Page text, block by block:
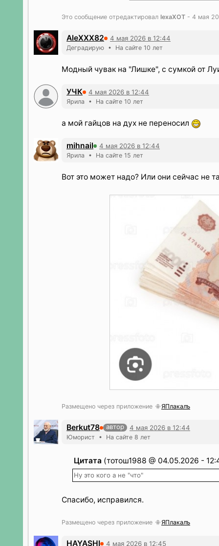
Это сообщение отредактировал lexaXOT - 4 мая
AleXXX82 4 мая 2026 в 12:44
Деградирую • На сайте 10 лет
Модный чувак на "Лишке", с сумкой от
УЧК 4 мая 2026 в 12:44
Ярила • На сайте 10 лет
а мой гайцов на дух не переносил
mihnail 4 мая 2026 в 12:44
Ярила • На сайте 15 лет
Вот это может надо? Или они сейчас не
Размещено через приложение ЯПлакалъ
Berkut78 автор 4 мая 2026 в 12:44
Юморист • На сайте 8 лет
Цитата (тотош1988 @ 04.05.2026 -
Ну это кого а не "что"
Спасибо, исправился.
Размещено через приложение ЯПлакалъ
HAYASHI 4 мая 2026 в 12:45